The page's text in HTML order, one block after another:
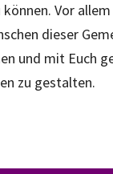
Vor
dieser
und mit Euch
zu gestalten.